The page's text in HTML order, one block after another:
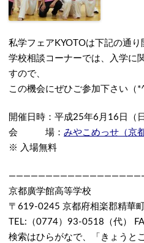
私学フェアKYOTOは下記の通り
学校相談コーナーでは、入学に
すので、
この機会にぜひご参加下さい（
開催日時：平成25年6月16日（
会 場： みやこめっせ（京
※ 入場無料
京都廣学館高等学校
〒619-0245 京都府相楽郡精華
TEL:（0774）93-0518（代）
検索はひらがなで、「きょうと